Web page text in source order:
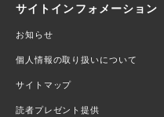
サイトインフォメーション
お知らせ
個人情報の取り扱いについて
サイトマップ
読者プレゼント提供